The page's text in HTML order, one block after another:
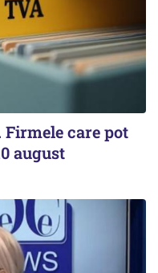
care pot
august